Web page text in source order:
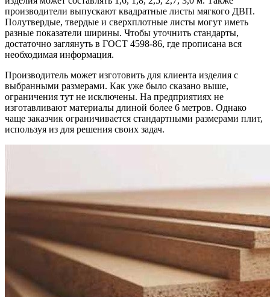
производители выпускают квадратные листы мягкого ДВП.
Полутвердые, твердые и сверхплотные листы могут иметь
разные показатели ширины. Чтобы уточнить стандарты,
достаточно заглянуть в ГОСТ 4598-86, где прописана вся
необходимая информация.
Производитель может изготовить для клиента изделия с
выбранными размерами. Как уже было сказано выше,
ограничения тут не исключены. На предприятиях не
изготавливают материалы длиной более 6 метров. Однако
чаще заказчик ограничивается стандартными размерами плит,
используя из для решения своих задач.